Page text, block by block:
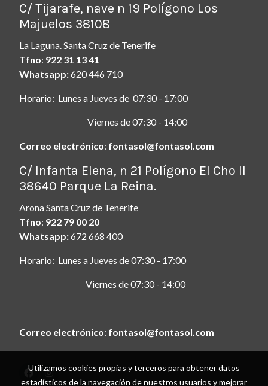
C/ Tijarafe, nave n 19 Polígono Los
Majuelos 38108
La Laguna. Santa Cruz de Tenerife
Tfno: 922 31 13 41
Whatsapp:620 446 710
Horario: Lunes a Jueves de 07:30 - 17:00
Viernes de 07:30 - 14:00
Correo electrónico: fontasol@fontasol.com
C/ Infanta Elena, n 21 Polígono El Cho II
38640 Parque La Reina.
Arona Santa Cruz de Tenerife
Tfno: 922 79 00 20
Whatsapp:672 668 400
Horario: Lunes a Jueves de 07:30 - 17:00
Viernes de 07:30 - 14:00
Correo electrónico: fontasol@fontasol.com
Utilizamos cookies propias y terceros para obtener datos
estadísticos de la navegación de nuestros usuarios y mejorar